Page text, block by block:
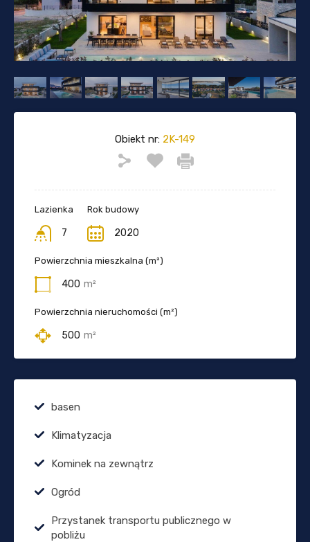
Obiekt nr: 2K-149
Lazienka
7
Rok budowy
2020
Powierzchnia mieszkalna (m²)
400 m²
Powierzchnia nieruchomości (m²)
500 m²
basen
Klimatyzacja
Kominek na zewnątrz
Ogród
Przystanek transportu publicznego w
pobliżu